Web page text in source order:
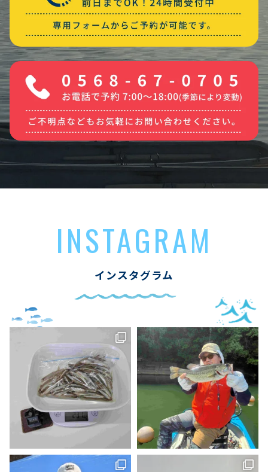
INSTAGRAM
インスタグラム